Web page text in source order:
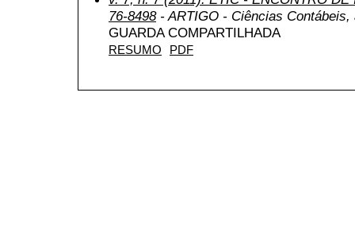
76-8498- ARTIGO - Ciências Contábeis,
GUARDA COMPARTILHADA
RESUMO PDF